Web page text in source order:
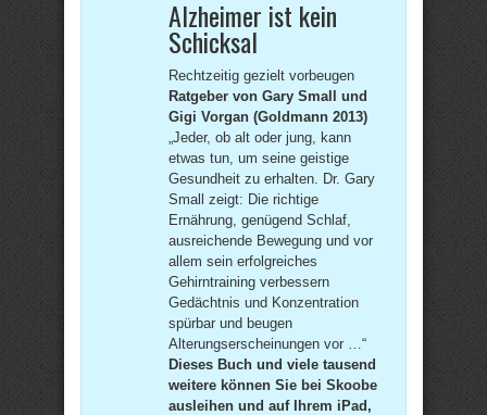
Alzheimer ist kein
Schicksal
Rechtzeitig gezielt vorbeugen
Ratgeber von Gary Small und
Gigi Vorgan (Goldmann 2013)
„Jeder, ob alt oder jung, kann
etwas tun, um seine geistige
Gesundheit zu erhalten. Dr. Gary
Small zeigt: Die richtige
Ernährung, genügend Schlaf,
ausreichende Bewegung und vor
allem sein erfolgreiches
Gehirntraining verbessern
Gedächtnis und Konzentration
spürbar und beugen
Alterungserscheinungen vor …“
Dieses Buch und viele tausend
weitere können Sie bei Skoobe
ausleihen und auf Ihrem iPad,